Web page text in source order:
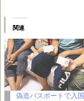
関連
偽造パスポートで入国